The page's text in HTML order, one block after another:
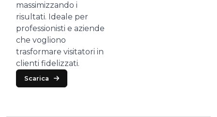
massimizzando i
risultati. Ideale per
professionisti e aziende
che vogliono
trasformare visitatori in
clienti fidelizzati.
Scarica